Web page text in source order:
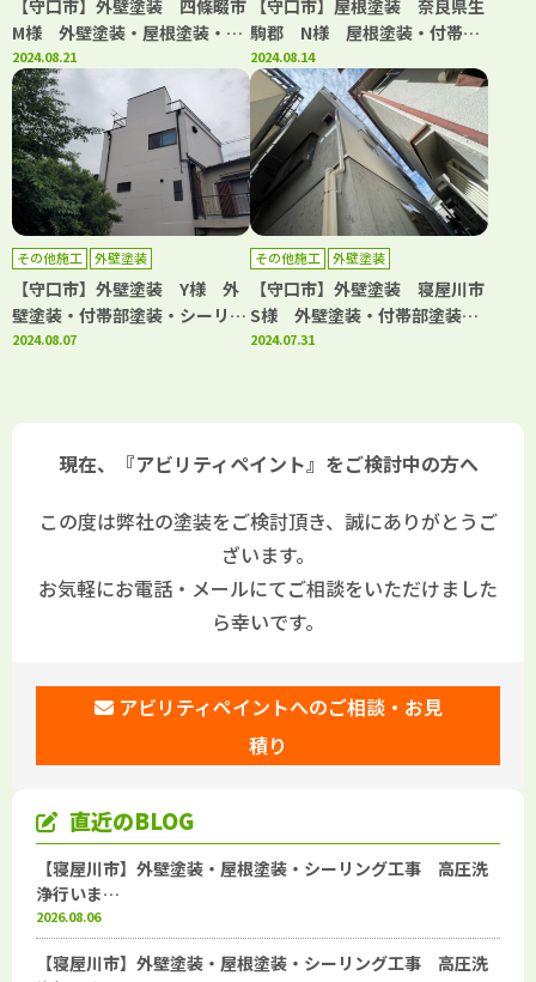
【守口市】外壁塗装 四條畷市
M様 外壁塗装・屋根塗装・付
帯部塗装・シーリング工事・防
水工事 アビリティペイント
2024.08.21
【守口市】屋根塗装 奈良県生
駒郡 N様 屋根塗装・付帯部
塗装 アビリティペイント
2024.08.14
その他施工 外壁塗装
【守口市】外壁塗装 Y様 外
壁塗装・付帯部塗装・シーリン
グ工事・補修工事 アビリティ
2024.08.07
その他施工 外壁塗装
【守口市】外壁塗装 寝屋川市
S様 外壁塗装・付帯部塗装・
補修工事 アビリティペイント
2024.07.31
現在、『アビリティペイント』をご検討中の方へ
この度は弊社の塗装をご検討頂き、誠にありがとうご
ざいます。
お気軽にお電話・メールにてご相談をいただけました
ら幸いです。
アビリティペイントへのご相談・お見
積り
直近のBLOG
【寝屋川市】外壁塗装・屋根塗装・シーリング工事 高圧洗
浄行いま…
2026.08.06
【寝屋川市】外壁塗装・屋根塗装・シーリング工事 高圧洗